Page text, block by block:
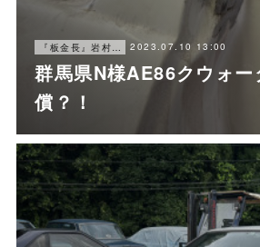
2023.07.10 13:00
群馬県N様AE86クウォ
償？！